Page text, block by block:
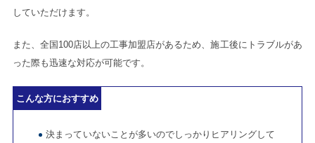
していただけます。
また、全国100店以上の工事加盟店があるため、施工後にトラブルがあ
った際も迅速な対応が可能です。
こんな方におすすめ
決まっていないことが多いのでしっかりヒアリングして